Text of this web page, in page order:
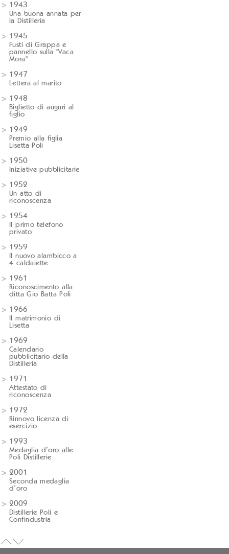
1943
Una buona annata per
la Distilleria
1945
Fusti di Grappa e
pannello sulla "Vaca
Mora"
1947
Lettera al marito
1948
Biglietto di auguri al
figlio
1949
Premio alla figlia
Lisetta Poli
1950
Iniziative pubblicitarie
1952
Un atto di
riconoscenza
1954
Il primo telefono
privato
1959
Il nuovo alambicco a
4 caldaiette
1961
Riconoscimento alla
ditta Gio Batta Poli
1966
Il matrimonio di
Lisetta
1969
Calendario
pubblicitario della
Distilleria
1971
Attestato di
riconoscenza
1972
Rinnovo licenza di
esercizio
1993
Medaglia d’oro alle
Poli Distillerie
2001
Seconda medaglia
d’oro
2009
Distillerie Poli e
Confindustria